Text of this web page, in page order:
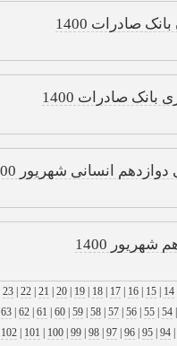
صادرات 1400
صادرات 1400
انسانی شهریور 1400
1400
|
14
|
15
|
16
|
17
|
18
|
19
|
20
21
|
22
|
23
|
54
|
55
|
56
|
57
|
58
|
59
|
60
61
|
62
|
63
|
94
|
95
|
96
|
97
|
98
|
99
|
100
101
|
102